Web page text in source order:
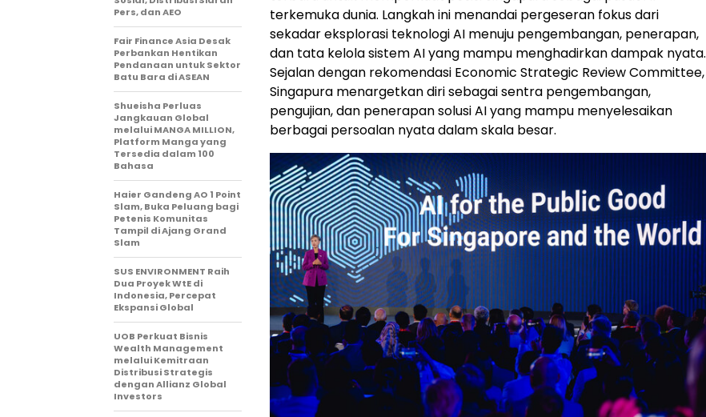
terkemuka dunia. Langkah ini menandai pergeseran fokus dari
sekadar eksplorasi teknologi AI menuju pengembangan, penerapan,
dan tata kelola sistem AI yang mampu menghadirkan dampak nyata.
Sejalan dengan rekomendasi Economic Strategic Review Committee,
Singapura menargetkan diri sebagai sentra pengembangan,
pengujian, dan penerapan solusi AI yang mampu menyelesaikan
berbagai persoalan nyata dalam skala besar.
Pers, dan AEO
Fair Finance Asia Desak
Perbankan Hentikan
Pendanaan untuk Sektor
Batu Bara di ASEAN
Shueisha Perluas
Jangkauan Global
melalui MANGA MILLION,
Platform Manga yang
Tersedia dalam 100
Bahasa
Haier Gandeng AO 1 Point
Slam, Buka Peluang bagi
Petenis Komunitas
Tampil di Ajang Grand
Slam
SUS ENVIRONMENT Raih
Dua Proyek WtE di
Indonesia, Percepat
Ekspansi Global
UOB Perkuat Bisnis
Wealth Management
melalui Kemitraan
Distribusi Strategis
dengan Allianz Global
Investors